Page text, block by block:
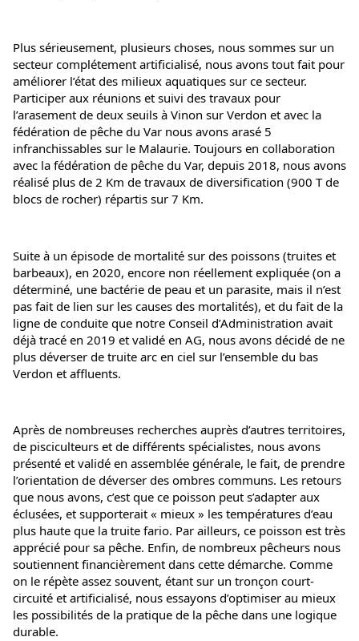
Plus sérieusement, plusieurs choses, nous sommes sur un
secteur complétement artificialisé, nous avons tout fait pour
améliorer l’état des milieux aquatiques sur ce secteur.
Participer aux réunions et suivi des travaux pour
l’arasement de deux seuils à Vinon sur Verdon et avec la
fédération de pêche du Var nous avons arasé 5
infranchissables sur le Malaurie. Toujours en collaboration
avec la fédération de pêche du Var, depuis 2018, nous avons
réalisé plus de 2 Km de travaux de diversification (900 T de
blocs de rocher) répartis sur 7 Km.
Suite à un épisode de mortalité sur des poissons (truites et
barbeaux), en 2020, encore non réellement expliquée (on a
déterminé, une bactérie de peau et un parasite, mais il n’est
pas fait de lien sur les causes des mortalités), et du fait de la
ligne de conduite que notre Conseil d’Administration avait
déjà tracé en 2019 et validé en AG, nous avons décidé de ne
plus déverser de truite arc en ciel sur l’ensemble du bas
Verdon et affluents.
Après de nombreuses recherches auprès d’autres territoires,
de pisciculteurs et de différents spécialistes, nous avons
présenté et validé en assemblée générale, le fait, de prendre
l’orientation de déverser des ombres communs. Les retours
que nous avons, c’est que ce poisson peut s’adapter aux
éclusées, et supporterait « mieux » les températures d’eau
plus haute que la truite fario. Par ailleurs, ce poisson est très
apprécié pour sa pêche. Enfin, de nombreux pêcheurs nous
soutiennent financièrement dans cette démarche. Comme
on le répète assez souvent, étant sur un tronçon court-
circuité et artificialisé, nous essayons d’optimiser au mieux
les possibilités de la pratique de la pêche dans une logique
durable.